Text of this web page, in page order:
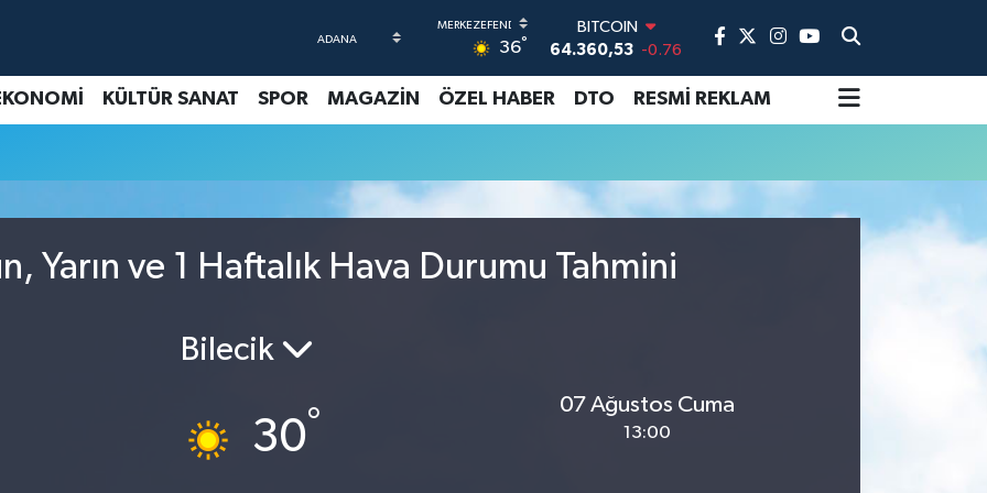
36°
BITCOIN
64.360,53 -0.76
DOLAR
47,7069
0.17
64,1897
GRAM ALTIN
BİST100
13.887 64
KÜLTÜR SANAT SPOR MAGAZİN ÖZEL HABER DTO RESMİ REKLAM
Yarın ve 1 Haftalık Hava Durumu Tahmini
Bilecik
30°
07 Ağustos Cuma
13:00